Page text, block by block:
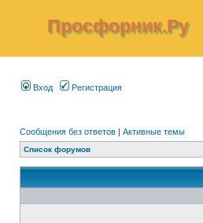
Просфорник.Ру
Вход Регистрация
Сообщения без ответов | Активные темы
Список форумов